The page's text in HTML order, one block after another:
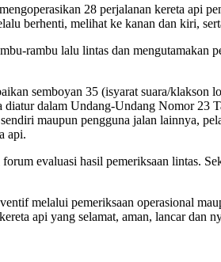
28 perjalanan kereta api
berhenti, melihat ke kanan dan kiri,
rambu lalu lintas dan mengutamakan
semboyan 35 (isyarat suara/
diatur dalam Undang-Undang Nomor
maupun pengguna jalan lainnya,
api.
evaluasi hasil pemeriksaan lintas.
melalui pemeriksaan operasional
api yang selamat, aman, lancar dan